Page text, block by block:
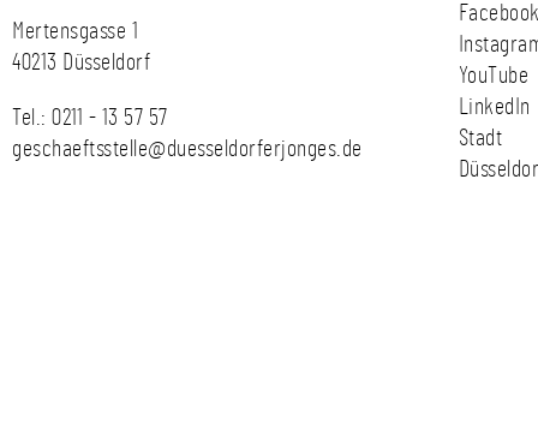
Mertensgasse 1
40213 Düsseldorf
Tel.: 0211 - 13 57 57
geschaeftsstelle@duesseldorferjonges.de
YouTube
LinkedIn
Stadt